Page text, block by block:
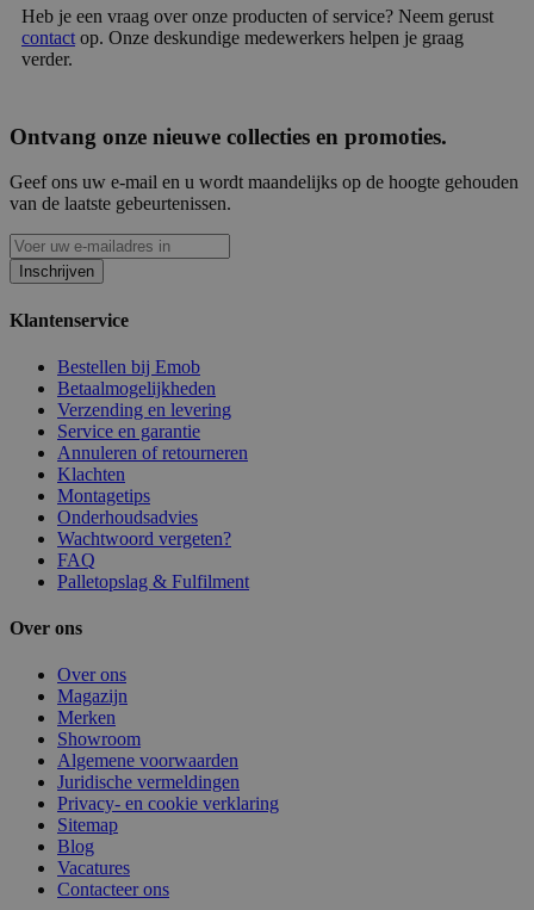
Heb je een vraag over onze producten of service? Neem gerust
contact op. Onze deskundige medewerkers helpen je graag
verder.
Ontvang onze nieuwe collecties en promoties.
Geef ons uw e-mail en u wordt maandelijks op de hoogte gehouden
van de laatste gebeurtenissen.
Inschrijven
Klantenservice
Bestellen bij Emob
Betaalmogelijkheden
Verzending en levering
Service en garantie
Annuleren of retourneren
Klachten
Montagetips
Onderhoudsadvies
Wachtwoord vergeten?
FAQ
Palletopslag & Fulfilment
Over ons
Over ons
Magazijn
Merken
Showroom
Algemene voorwaarden
Juridische vermeldingen
Privacy- en cookie verklaring
Sitemap
Blog
Vacatures
Contacteer ons